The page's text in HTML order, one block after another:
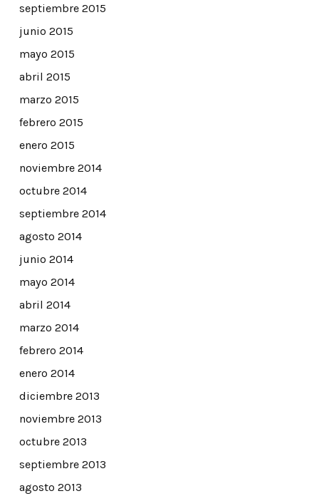
septiembre 2015
junio 2015
mayo 2015
abril 2015
marzo 2015
febrero 2015
enero 2015
noviembre 2014
octubre 2014
septiembre 2014
agosto 2014
junio 2014
mayo 2014
abril 2014
marzo 2014
febrero 2014
enero 2014
diciembre 2013
noviembre 2013
octubre 2013
septiembre 2013
agosto 2013